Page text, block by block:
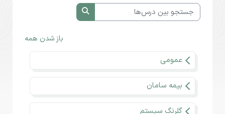
جستجو بین درس‌ها
جستجو بین درس‌ها
باز شدن همه
عمومی
بیمه سامان
گلرنگ سیستم